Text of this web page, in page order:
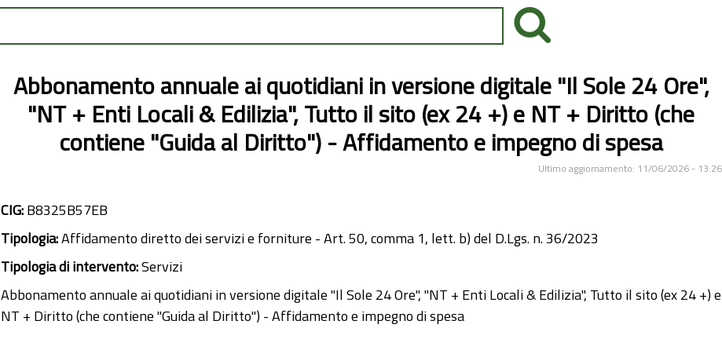
Abbonamento annuale ai quotidiani in versione digitale "Il Sole 24 Ore",
"NT + Enti Locali & Edilizia", Tutto il sito (ex 24 +) e NT + Diritto (che
contiene "Guida al Diritto") - Affidamento e impegno di spesa
Ultimo aggiornamento: 11/06/2026 - 13:26
CIG:B8325B57EB
Tipologia:Affidamento diretto dei servizi e forniture - Art. 50, comma 1, lett. b) del D.Lgs. n. 36/2023
Tipologia di intervento:Servizi
Abbonamento annuale ai quotidiani in versione digitale "Il Sole 24 Ore", "NT + Enti Locali & Edilizia", Tutto il sito (ex 24 +) e
NT + Diritto (che contiene "Guida al Diritto") - Affidamento e impegno di spesa